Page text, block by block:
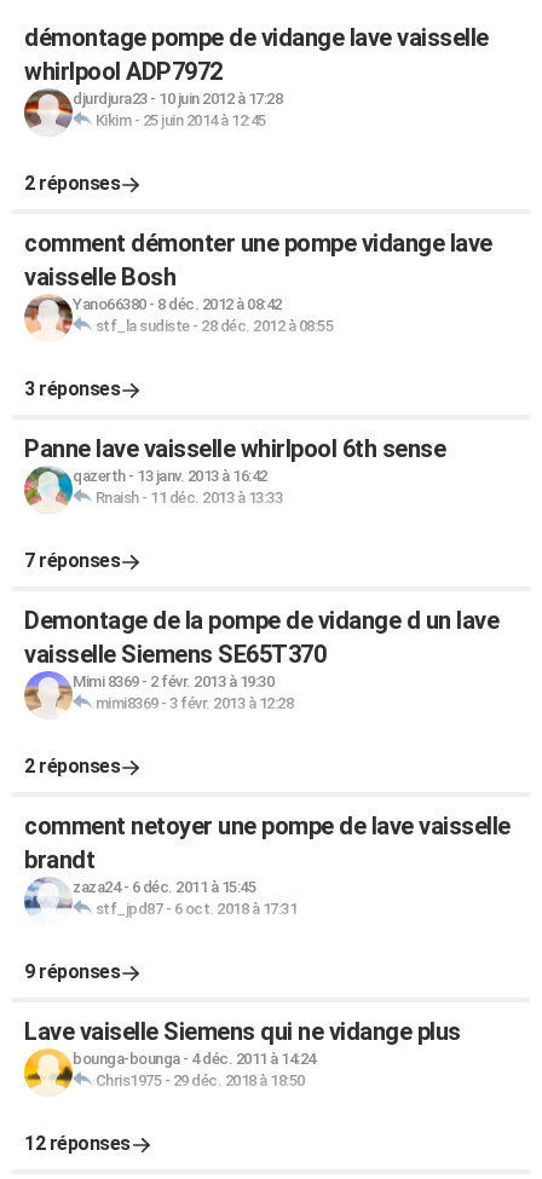
démontage pompe de vidange lave vaisselle
whirlpool ADP7972
djurdjura23- 10 juin 2012 à 17:28
Kikim- 25 juin 2014 à 12:45
2 réponses
comment démonter une pompe vidange lave
vaisselle Bosh
Yano66380- 8 déc. 2012 à 08:42
stf_la sudiste- 28 déc. 2012 à 08:55
3 réponses
Panne lave vaisselle whirlpool 6th sense
qazerth- 13 janv. 2013 à 16:42
Rnaish- 11 déc. 2013 à 13:33
7 réponses
Demontage de la pompe de vidange d un lave
vaisselle Siemens SE65T370
Mimi 8369- 2 févr. 2013 à 19:30
mimi8369- 3 févr. 2013 à 12:28
2 réponses
comment netoyer une pompe de lave vaisselle
brandt
zaza24- 6 déc. 2011 à 15:45
stf_jpd87- 6 oct. 2018 à 17:31
9 réponses
Lave vaiselle Siemens qui ne vidange plus
bounga-bounga- 4 déc. 2011 à 14:24
Chris1975- 29 déc. 2018 à 18:50
12 réponses